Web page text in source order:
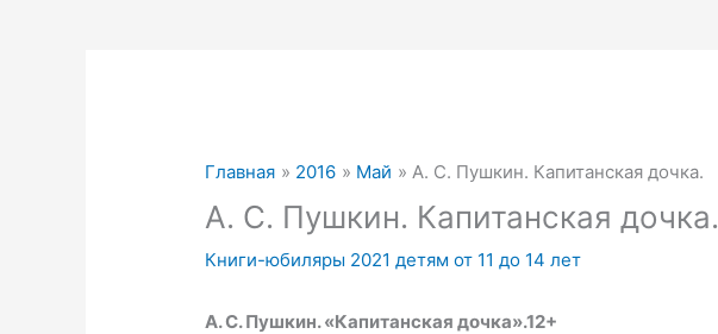
Главная 2016 Май А. С. Пушкин. Капитанская дочка.
А. С. Пушкин. Капитанская дочка.
Книги-юбиляры 2021 детям от 11 до 14 лет
А. С. Пушкин. «Капитанская дочка».12+